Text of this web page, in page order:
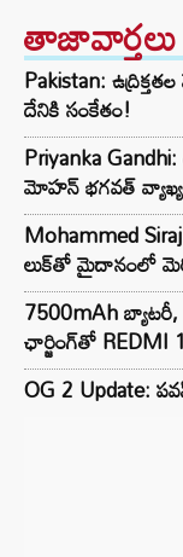
తాజావార్తలు
Pakistan:
దేనికి సంకేతం!
Priyanka
మోహన్ భగవత్‌
Mohammed
లుక్‌తో మైదానంలో
7500mAh బ్యాటరీ,
ఛార్జింగ్‌తో
OG 2 Update: